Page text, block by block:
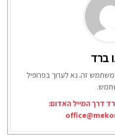
ברד
זה. נא לערוך בפרופיל
דרך המייל האדום: